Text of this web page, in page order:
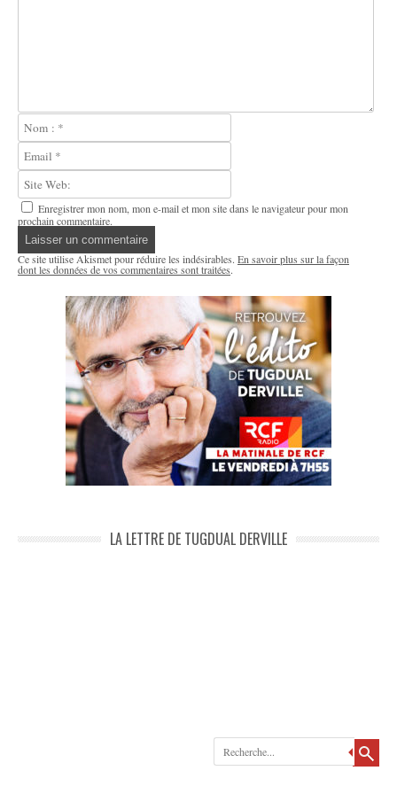
Enregistrer mon nom, mon e-mail et mon site dans le navigateur pour mon
prochain commentaire.
Ce site utilise Akismet pour réduire les indésirables. En savoir plus sur la façon
dont les données de vos commentaires sont traitées.
LA LETTRE DE TUGDUAL DERVILLE
Recherche